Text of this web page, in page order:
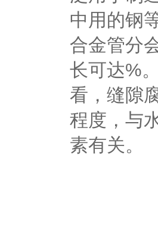
中用的钢
合金管分
长可达%
看，缝隙
程度，与
素有关。